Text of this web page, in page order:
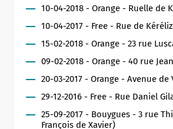
10-04-2018 - Orange - Ruelle de
10-04-2017 - Free - Rue de
15-02-2018 - Orange - 23 rue
09-02-2018 - Orange - 40 rue
20-03-2017 - Orange - Avenue de
29-12-2016 - Free - Rue Daniel
25-09-2017 - Bouygues - 3 rue
François de Xavier)